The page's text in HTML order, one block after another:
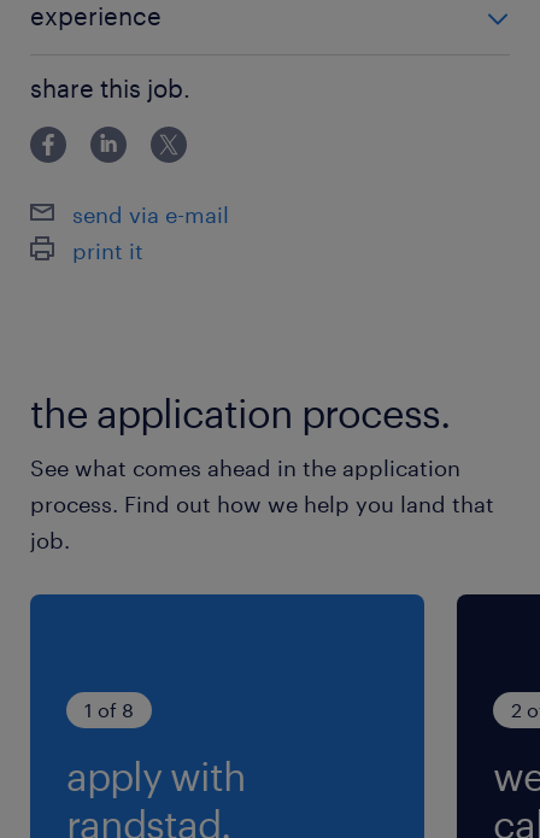
＝＝
派遣先の特徴
＊未経験OK
＊複数名募集
＊残業少なめ
＊希望休OK
＊高時給
＊社会保険完備
＊交通費支給
最寄駅
中洲川端駅（徒歩1分）
呉服町(福岡県)駅（徒歩5分）
experience
share this job.
send via e-mail
print it
the application process.
See what comes ahead in the application
process. Find out how we help you land that
job.
1 of 8
apply with
randstad.
2